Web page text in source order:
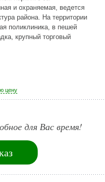
и охраняемая, ведется
района. На территории
поликлиника, в пешей
крупный торговый
цену
для Вас время!